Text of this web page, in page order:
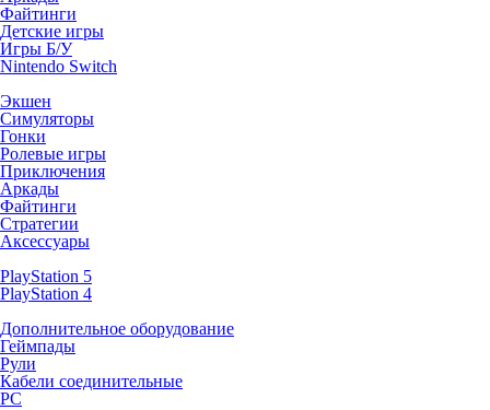
Файтинги
Детские игры
Игры Б/У
Nintendo Switch
Экшен
Симуляторы
Гонки
Ролевые игры
Приключения
Аркады
Файтинги
Стратегии
Аксессуары
PlayStation 5
PlayStation 4
Дополнительное оборудование
Геймпады
Рули
Кабели соединительные
PC